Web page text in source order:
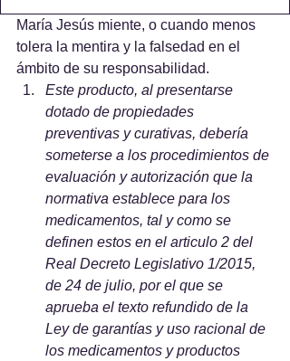
María Jesús miente, o cuando menos
tolera la mentira y la falsedad en el
ámbito de su responsabilidad.
Este producto, al presentarse
dotado de propiedades
preventivas y curativas, debería
someterse a los procedimientos de
evaluación y autorización que la
normativa establece para los
medicamentos, tal y como se
definen estos en el articulo 2 del
Real Decreto Legislativo 1/2015,
de 24 de julio, por el que se
aprueba el texto refundido de la
Ley de garantías y uso racional de
los medicamentos y productos